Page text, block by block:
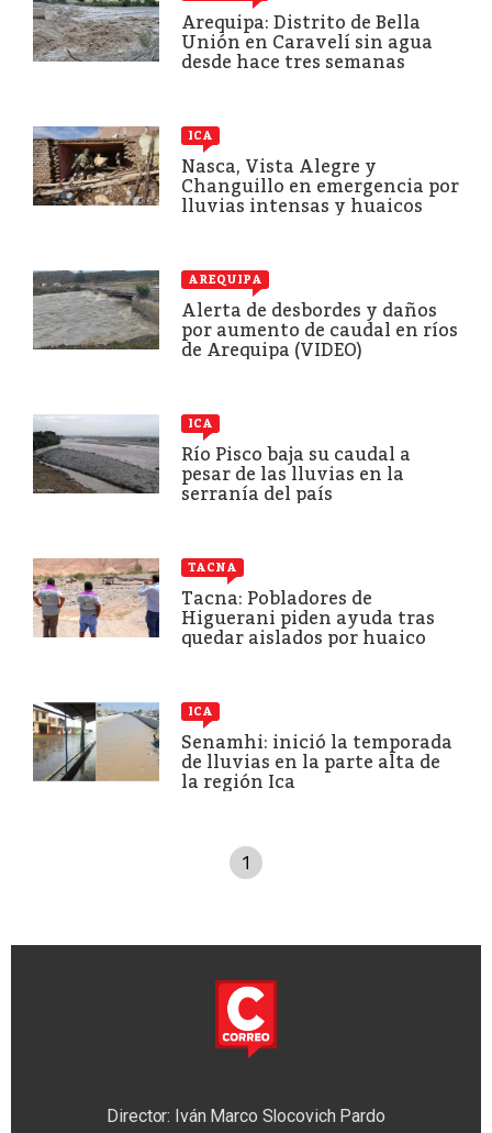
Arequipa: Distrito de Bella
Unión en Caravelí sin agua
desde hace tres semanas
ICA
Nasca, Vista Alegre y
Changuillo en emergencia por
lluvias intensas y huaicos
AREQUIPA
Alerta de desbordes y daños
por aumento de caudal en ríos
de Arequipa (VIDEO)
ICA
Río Pisco baja su caudal a
pesar de las lluvias en la
serranía del país
TACNA
Tacna: Pobladores de
Higuerani piden ayuda tras
quedar aislados por huaico
ICA
Senamhi: inició la temporada
de lluvias en la parte alta de
la región Ica
1
Director: Iván Marco Slocovich Pardo